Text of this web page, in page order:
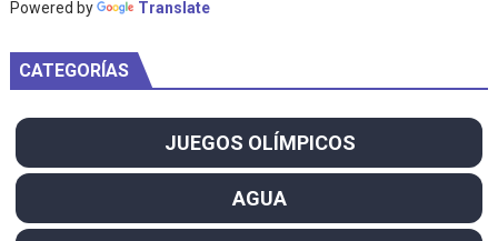
Powered by Translate
CATEGORÍAS
JUEGOS OLÍMPICOS
AGUA